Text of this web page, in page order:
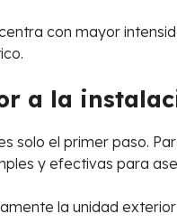
con mayor
a la
solo el primer paso.
y efectivas para
la unidad